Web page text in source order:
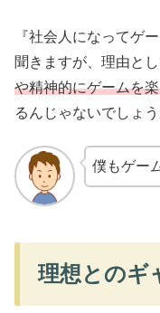
『社会人になってゲ
聞きますが、理由と
や精神的にゲームを
るんじゃないでしょう
僕もゲー
理想とのギ